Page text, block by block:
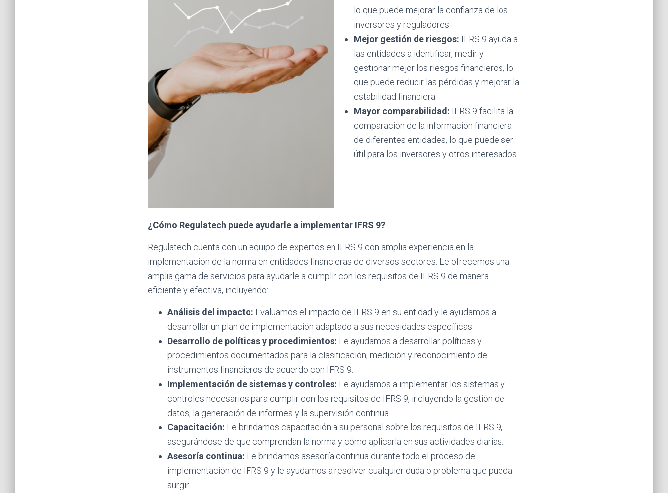
lo que puede mejorar la confianza de los
inversores y reguladores.
Mejor gestión de riesgos: IFRS 9 ayuda a
las entidades a identificar, medir y
gestionar mejor los riesgos financieros, lo
que puede reducir las pérdidas y mejorar la
estabilidad financiera.
Mayor comparabilidad: IFRS 9 facilita la
comparación de la información financiera
de diferentes entidades, lo que puede ser
útil para los inversores y otros interesados.
¿Cómo Regulatech puede ayudarle a implementar IFRS 9?
Regulatech cuenta con un equipo de expertos en IFRS 9 con amplia experiencia en la
implementación de la norma en entidades financieras de diversos sectores. Le ofrecemos una
amplia gama de servicios para ayudarle a cumplir con los requisitos de IFRS 9 de manera
eficiente y efectiva, incluyendo:
Análisis del impacto: Evaluamos el impacto de IFRS 9 en su entidad y le ayudamos a
desarrollar un plan de implementación adaptado a sus necesidades específicas.
Desarrollo de políticas y procedimientos: Le ayudamos a desarrollar políticas y
procedimientos documentados para la clasificación, medición y reconocimiento de
instrumentos financieros de acuerdo con IFRS 9.
Implementación de sistemas y controles: Le ayudamos a implementar los sistemas y
controles necesarios para cumplir con los requisitos de IFRS 9, incluyendo la gestión de
datos, la generación de informes y la supervisión continua.
Capacitación: Le brindamos capacitación a su personal sobre los requisitos de IFRS 9,
asegurándose de que comprendan la norma y cómo aplicarla en sus actividades diarias.
Asesoría continua: Le brindamos asesoría continua durante todo el proceso de
implementación de IFRS 9 y le ayudamos a resolver cualquier duda o problema que pueda
surgir.